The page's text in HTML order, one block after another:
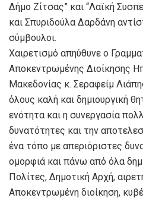
Δήμο Ζίτσας” και “Λαϊκή
και Σπυριδούλα Δαρδάνη
σύμβουλοι.
Χαιρετισμό απηύθυνε ο
Αποκεντρωμένης Διοίκησης
Μακεδονίας κ. Σεραφείμ
όλους καλή και δημιουργική
ενότητα και η συνεργασία
δυνατότητες και την
ένα τόπο με απεριόριστες
ομορφιά και πάνω από όλα
Πολίτες, Δημοτική Αρχή,
Αποκεντρωμένη διοίκηση,